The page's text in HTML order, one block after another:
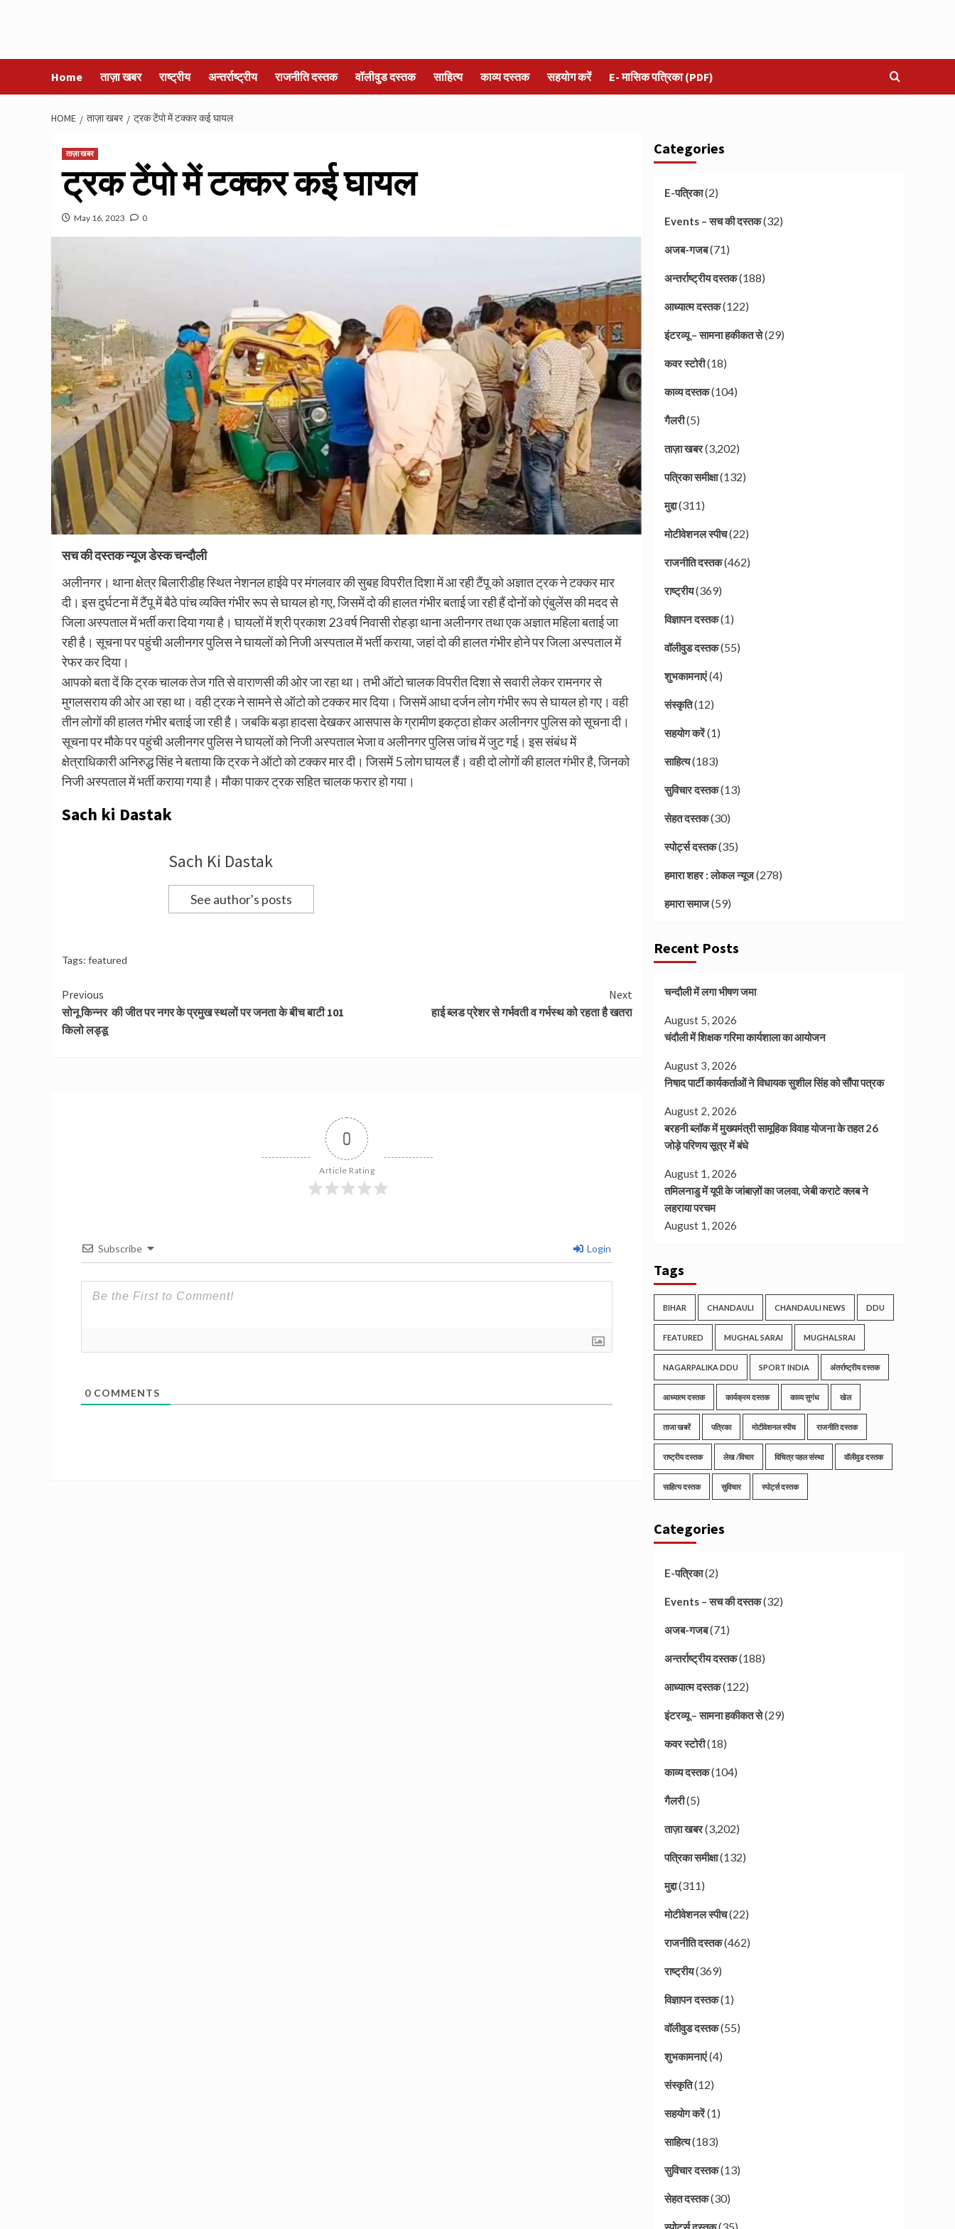
Home ताज़ा खबर राष्ट्रीय अन्तर्राष्ट्रीय राजनीति दस्तक वॉलीवुड दस्तक साहित्य काव्य दस्तक सहयोग करें E- मासिक पत्रिका (PDF)
HOME ताज़ा खबर ट्रक टेंपो में टक्कर कई घायल
ताज़ा खबर
ट्रक टेंपो में टक्कर कई घायल
May 16, 2023 0
सच की दस्तक न्यूज डेस्क चन्दौली
अलीनगर। थाना क्षेत्र बिलारीडीह स्थित नेशनल हाईवे पर मंगलवार की सुबह विपरीत दिशा में आ रही टैंपू को अज्ञात ट्रक ने टक्कर मार
दी। इस दुर्घटना में टैंपू में बैठे पांच व्यक्ति गंभीर रूप से घायल हो गए, जिसमें दो की हालत गंभीर बताई जा रही हैं दोनों को एंबुलेंस की मदद से
जिला अस्पताल में भर्ती करा दिया गया है। घायलों में श्री प्रकाश 23 वर्ष निवासी रोहड़ा थाना अलीनगर तथा एक अज्ञात महिला बताई जा
रही है। सूचना पर पहुंची अलीनगर पुलिस ने घायलों को निजी अस्पताल में भर्ती कराया, जहां दो की हालत गंभीर होने पर जिला अस्पताल में
रेफर कर दिया।
आपको बता दें कि ट्रक चालक तेज गति से वाराणसी की ओर जा रहा था। तभी ऑटो चालक विपरीत दिशा से सवारी लेकर रामनगर से
मुगलसराय की ओर आ रहा था। वही ट्रक ने सामने से ऑटो को टक्कर मार दिया। जिसमें आधा दर्जन लोग गंभीर रूप से घायल हो गए। वही
तीन लोगों की हालत गंभीर बताई जा रही है। जबकि बड़ा हादसा देखकर आसपास के ग्रामीण इकट्ठा होकर अलीनगर पुलिस को सूचना दी।
सूचना पर मौके पर पहुंची अलीनगर पुलिस ने घायलों को निजी अस्पताल भेजा व अलीनगर पुलिस जांच में जुट गई। इस संबंध में
क्षेत्राधिकारी अनिरुद्ध सिंह ने बताया कि ट्रक ने ऑटो को टक्कर मार दी। जिसमें 5 लोग घायल हैं। वही दो लोगों की हालत गंभीर है, जिनको
निजी अस्पताल में भर्ती कराया गया है। मौका पाकर ट्रक सहित चालक फरार हो गया।
Sach ki Dastak
Sach Ki Dastak
See author's posts
Tags: featured
Continue
Reading
Previous
सोनू किन्नर की जीत पर नगर के प्रमुख स्थलों पर जनता के बीच बाटी 101
किलो लड्डू
Next
हाई ब्लड प्रेशर से गर्भवती व गर्भस्थ को रहता है खतरा
0
Article Rating
Subscribe Login
0 COMMENTS
Categories
E-पत्रिका(2)
Events – सच की दस्तक(32)
अजब-गजब(71)
अन्तर्राष्ट्रीय दस्तक(188)
आध्यात्म दस्तक(122)
इंटरव्यू – सामना हकीकत से(29)
कवर स्टोरी(18)
काव्य दस्तक(104)
गैलरी(5)
ताज़ा खबर(3,202)
पत्रिका समीक्षा(132)
मुद्दा(311)
मोटीवेशनल स्पीच(22)
राजनीति दस्तक(462)
राष्ट्रीय(369)
विज्ञापन दस्तक(1)
वॉलीवुड दस्तक(55)
शुभकामनाएं(4)
संस्कृति(12)
सहयोग करें(1)
साहित्य(183)
सुविचार दस्तक(13)
सेहत दस्तक(30)
स्पोर्ट्स दस्तक(35)
हमारा शहर : लोकल न्यूज(278)
हमारा समाज(59)
Recent Posts
चन्दौली में लगा भीषण जमा
August 5, 2026
चंदौली में शिक्षक गरिमा कार्यशाला का आयोजन
August 3, 2026
निषाद पार्टी कार्यकर्ताओं ने विधायक सुशील सिंह को सौंपा पत्रक
August 2, 2026
बरहनी ब्लॉक में मुख्यमंत्री सामूहिक विवाह योजना के तहत 26
जोड़े परिणय सूत्र में बंधे
August 1, 2026
तमिलनाडु में यूपी के जांबाज़ों का जलवा, जेबी कराटे क्लब ने
लहराया परचम
August 1, 2026
Tags
BIHAR CHANDAULI CHANDAULI NEWS DDU
FEATURED MUGHAL SARAI MUGHALSRAI
NAGARPALIKA DDU SPORT INDIA अंतर्राष्ट्रीय दस्तक
आध्यात्म दस्तक कार्यक्रम दस्तक काव्य सुगंध खेल
ताजा खबरें पत्रिका मोटीवेशनल स्पीच राजनीति दस्तक
राष्ट्रीय दस्तक लेख /विचार विचित्र पहल संस्था वॉलीवुड दस्तक
साहित्य दस्तक सुविचार स्पोर्ट्स दस्तक
Categories
E-पत्रिका(2)
Events – सच की दस्तक(32)
अजब-गजब(71)
अन्तर्राष्ट्रीय दस्तक(188)
आध्यात्म दस्तक(122)
इंटरव्यू – सामना हकीकत से(29)
कवर स्टोरी(18)
काव्य दस्तक(104)
गैलरी(5)
ताज़ा खबर(3,202)
पत्रिका समीक्षा(132)
मुद्दा(311)
मोटीवेशनल स्पीच(22)
राजनीति दस्तक(462)
राष्ट्रीय(369)
विज्ञापन दस्तक(1)
वॉलीवुड दस्तक(55)
शुभकामनाएं(4)
संस्कृति(12)
सहयोग करें(1)
साहित्य(183)
सुविचार दस्तक(13)
सेहत दस्तक(30)